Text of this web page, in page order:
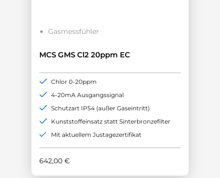
Gasmessfühler
MCS GMS Cl2 20ppm EC
642,00 €
Chlor 0-20ppm
4-20mA Ausgangssignal
Schutzart IP54 (außer Gaseintritt)
Kunststoffeinsatz statt Sinterbronzefilter
Mit aktuellem Justagezertifikat